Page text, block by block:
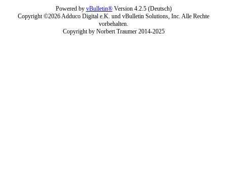
Powered by vBulletin®Version 4.2.5 (Deutsch)
Copyright ©2026 Adduco Digital e.K. und vBulletin Solutions, Inc. Alle Rechte
vorbehalten.
Copyright by Norbert Traumer 2014-2025